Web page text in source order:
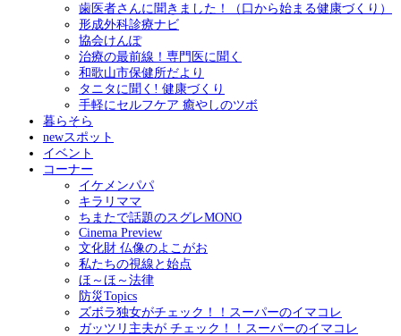
歯医者さんに聞きました！（口から始まる健康づくり）
形成外科診療ナビ
協会けんぽ
治療の最前線！専門医に聞く
和歌山市保健所だより
タニタに聞く! 健康づくり
手軽にセルフケア 癒やしのツボ
暮らそら
newスポット
イベント
コーナー
イケメンパパ
キラリママ
ちまたで話題のスグレMONO
Cinema Preview
文化財 仏像のよこがお
私たちの視線と始点
ほ～ほ～法律
防災Topics
ズボラ独女がチェック！！スーパーのイマコレ
ガッツリ主夫が チェック！！スーパーのイマコレ